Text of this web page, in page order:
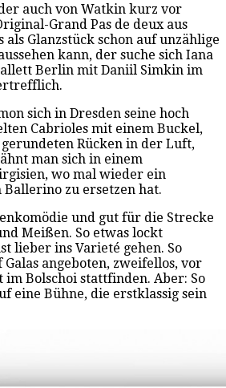
auch von Watkin kurz vor
Grand Pas de deux aus
als Glanzstück schon auf unzählige
kann, der suche sich Iana
Berlin mit Daniil Simkin im
sich in Dresden seine hoch
Cabrioles mit einem Buckel,
Rücken in der Luft,
man sich in einem
wo mal wieder ein
zu ersetzen hat.
und gut für die Strecke
Meißen. So etwas lockt
lieber ins Varieté gehen. So
angeboten, zweifellos, vor
im Bolschoi stattfinden. Aber: So
eine Bühne, die erstklassig sein